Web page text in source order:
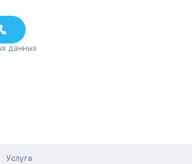
данных
Услуга